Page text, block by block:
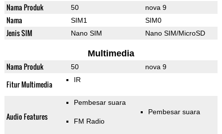
Nama Produk 50 nova 9
Nama SIM1 SIM0
Jenis SIM Nano SIM Nano SIM/MicroSD
Multimedia
Nama Produk 50 nova 9
Fitur Multimedia IR
Audio Features
Pembesar suara
FM Radio
Pembesar suara